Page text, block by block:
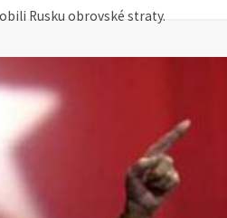
Rusku obrovské straty.